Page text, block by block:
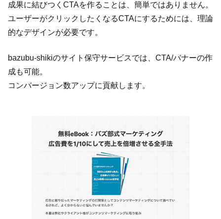
成果に結びつくCTAを作ることは、簡単ではありません。
ユーザーがクリックしたくなるCTAにするためには、理論
的なデザインが必要です。
bazubu-shikiのサイト保守サービスでは、CTA/バナーの作
成も可能。
コンバージョン数アップに貢献します。